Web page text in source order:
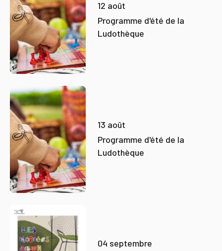
12 août
Programme d'été de la
Ludothèque
13 août
Programme d'été de la
Ludothèque
04 septembre